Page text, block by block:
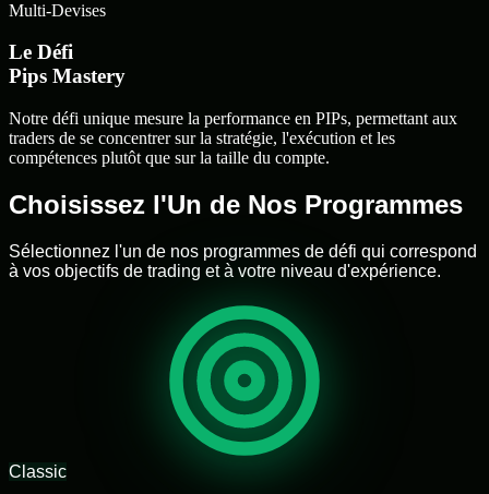
Multi-Devises
Le Défi
Pips Mastery
Notre défi unique mesure la performance en PIPs, permettant aux
traders de se concentrer sur la stratégie, l'exécution et les
compétences plutôt que sur la taille du compte.
Choisissez l'Un de Nos Programmes
Sélectionnez l'un de nos programmes de défi qui correspond
à vos objectifs de trading et à votre niveau d'expérience.
Classic